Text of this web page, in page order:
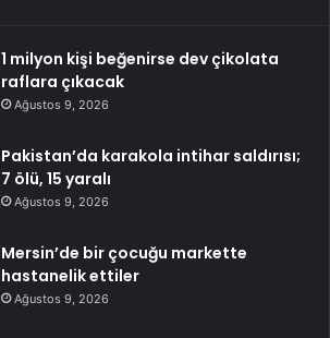
1 milyon kişi beğenirse dev çikolata
raflara çıkacak
Ağustos 9, 2026
Pakistan’da karakola intihar saldırısı;
7 ölü, 15 yaralı
Ağustos 9, 2026
Mersin’de bir çocuğu markette
hastanelik ettiler
Ağustos 9, 2026